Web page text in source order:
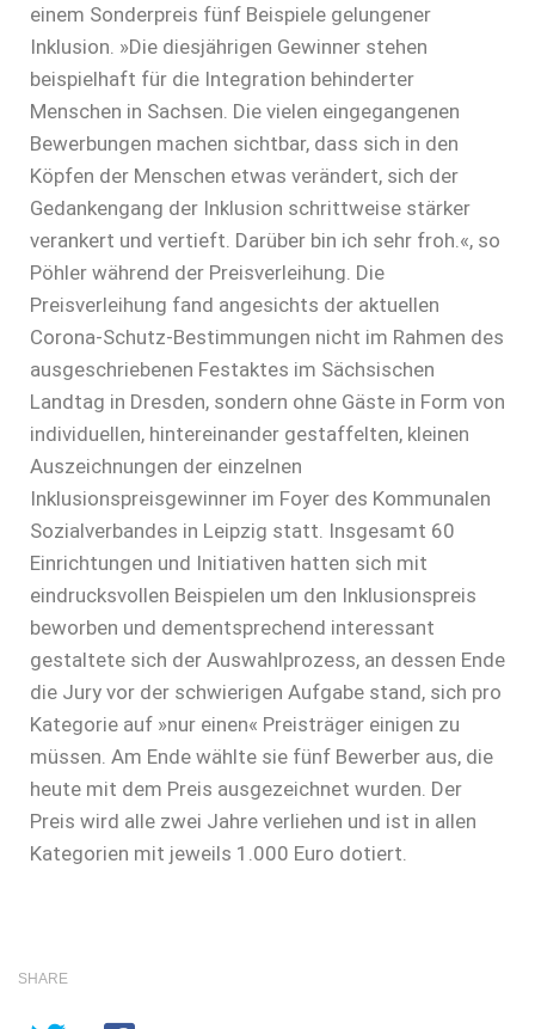
einem Sonderpreis fünf Beispiele gelungener
Inklusion. »Die diesjährigen Gewinner stehen
beispielhaft für die Integration behinderter
Menschen in Sachsen. Die vielen eingegangenen
Bewerbungen machen sichtbar, dass sich in den
Köpfen der Menschen etwas verändert, sich der
Gedankengang der Inklusion schrittweise stärker
verankert und vertieft. Darüber bin ich sehr froh.«, so
Pöhler während der Preisverleihung. Die
Preisverleihung fand angesichts der aktuellen
Corona-Schutz-Bestimmungen nicht im Rahmen des
ausgeschriebenen Festaktes im Sächsischen
Landtag in Dresden, sondern ohne Gäste in Form von
individuellen, hintereinander gestaffelten, kleinen
Auszeichnungen der einzelnen
Inklusionspreisgewinner im Foyer des Kommunalen
Sozialverbandes in Leipzig statt. Insgesamt 60
Einrichtungen und Initiativen hatten sich mit
eindrucksvollen Beispielen um den Inklusionspreis
beworben und dementsprechend interessant
gestaltete sich der Auswahlprozess, an dessen Ende
die Jury vor der schwierigen Aufgabe stand, sich pro
Kategorie auf »nur einen« Preisträger einigen zu
müssen. Am Ende wählte sie fünf Bewerber aus, die
heute mit dem Preis ausgezeichnet wurden. Der
Preis wird alle zwei Jahre verliehen und ist in allen
Kategorien mit jeweils 1.000 Euro dotiert.
SHARE